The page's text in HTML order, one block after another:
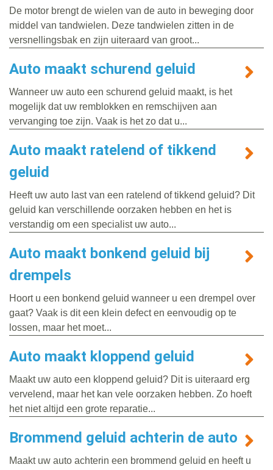
De motor brengt de wielen van de auto in beweging door
middel van tandwielen. Deze tandwielen zitten in de
versnellingsbak en zijn uiteraard van groot...
Auto maakt schurend geluid
Wanneer uw auto een schurend geluid maakt, is het
mogelijk dat uw remblokken en remschijven aan
vervanging toe zijn. Vaak is het zo dat u...
Auto maakt ratelend of tikkend
geluid
Heeft uw auto last van een ratelend of tikkend geluid? Dit
geluid kan verschillende oorzaken hebben en het is
verstandig om een specialist uw auto...
Auto maakt bonkend geluid bij
drempels
Hoort u een bonkend geluid wanneer u een drempel over
gaat? Vaak is dit een klein defect en eenvoudig op te
lossen, maar het moet...
Auto maakt kloppend geluid
Maakt uw auto een kloppend geluid? Dit is uiteraard erg
vervelend, maar het kan vele oorzaken hebben. Zo hoeft
het niet altijd een grote reparatie...
Brommend geluid achterin de auto
Maakt uw auto achterin een brommend geluid en heeft u